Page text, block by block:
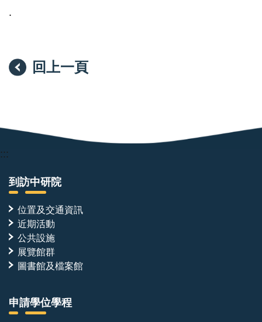
.
回上一頁
:::
到訪中研院
位置及交通資訊
近期活動
公共設施
展覽館群
圖書館及檔案館
申請學位學程